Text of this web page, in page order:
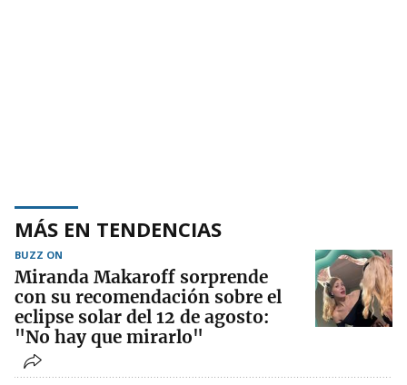
MÁS EN TENDENCIAS
BUZZ ON
Miranda Makaroff sorprende
con su recomendación sobre el
eclipse solar del 12 de agosto:
"No hay que mirarlo"